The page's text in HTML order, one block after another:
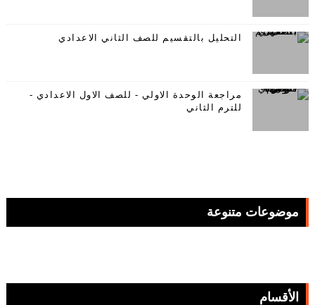
التحليل بالتقسيم للصف الثاني الاعدادي
مراجعة الوحدة الاولي - للصف الاول الاعدادي -
للترم الثاني
موضوعات متنوعة
الأقسام